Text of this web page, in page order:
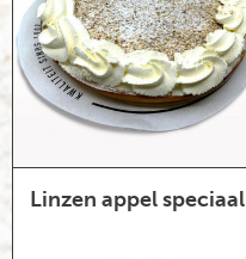
Linzen appel speciaal